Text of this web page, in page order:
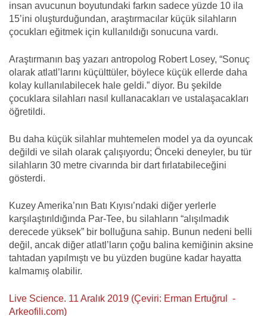
insan avucunun boyutundaki farkın sadece yüzde 10 ila
15’ini oluşturduğundan, araştırmacılar küçük silahların
çocukları eğitmek için kullanıldığı sonucuna vardı.
Araştırmanın baş yazarı antropolog Robert Losey, “Sonuç
olarak atlatl’larını küçülttüler, böylece küçük ellerde daha
kolay kullanılabilecek hale geldi.” diyor. Bu şekilde
çocuklara silahları nasıl kullanacakları ve ustalaşacakları
öğretildi.
Bu daha küçük silahlar muhtemelen model ya da oyuncak
değildi ve silah olarak çalışıyordu; Önceki deneyler, bu tür
silahların 30 metre civarında bir dart fırlatabileceğini
gösterdi.
Kuzey Amerika’nın Batı Kıyısı’ndaki diğer yerlerle
karşılaştırıldığında Par-Tee, bu silahların “alışılmadık
derecede yüksek” bir bolluğuna sahip. Bunun nedeni belli
değil, ancak diğer atlatl’ların çoğu balina kemiğinin aksine
tahtadan yapılmıştı ve bu yüzden bugüne kadar hayatta
kalmamış olabilir.
Live Science. 11 Aralık 2019 (Çeviri: Erman Ertuğrul -
Arkeofili.com)